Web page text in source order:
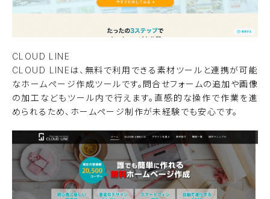
CLOUD LINE
CLOUD LINEは、無料で利用できる素材ツールと連携が可能
なホームページ作成ツールです。問合せフォームの追加や画像
の加工などもツール内で行えます。直感的な操作で作業を進
められるため、ホームページ制作が未経験でも安心です。